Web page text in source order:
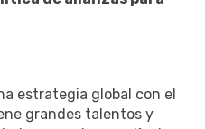
estrategia global con el
grandes talentos y